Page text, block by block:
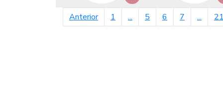
Anteriorpágina anterior
1 ... 5 6 7 ...